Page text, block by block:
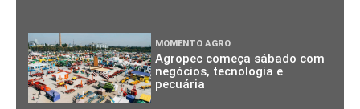
MOMENTO AGRO
Agropec começa sábado com
negócios, tecnologia e
pecuária